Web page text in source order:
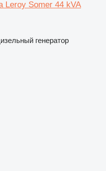
Leroy Somer 44 kVA
генератор